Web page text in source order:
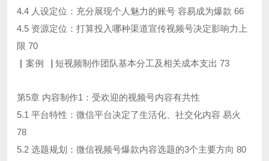
4.4 人设定位：充分展现个人魅力的账号 容易成为爆款 66
4.5 资源定位：打算投入哪种渠道宣传视频号决定影响力上
限 70
▏案例▕ 短视频制作团队基本分工及相关成本支出 73
第5章 内容制作1：受欢迎的视频号内容有共性
5.1 平台特性：微信平台决定了生活化、社交化内容 易火
78
5.2 选题规划：微信视频号爆款内容选题的3个主要方向 80